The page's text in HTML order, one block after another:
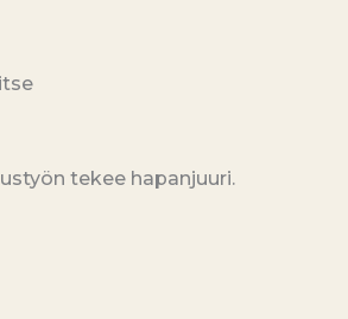
tekee hapanjuuri.